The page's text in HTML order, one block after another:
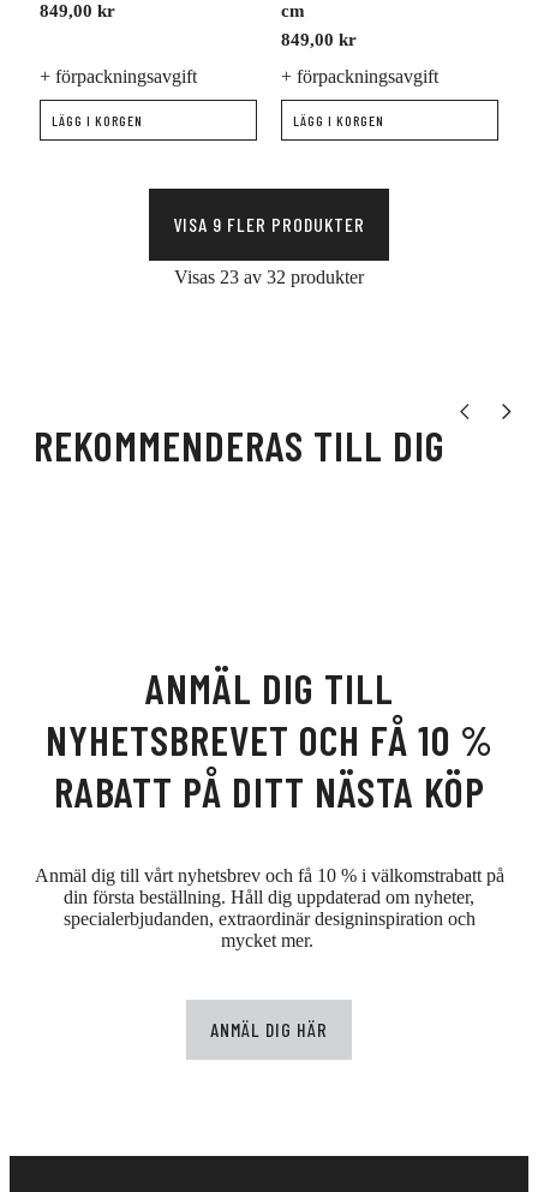
849,00 kr
+ förpackningsavgift
LÄGG I KORGEN
cm
849,00 kr
+ förpackningsavgift
LÄGG I KORGEN
VISA 9 FLER PRODUKTER
Visas 23 av 32 produkter
REKOMMENDERAS TILL DIG
Visa tidigare
Visa
ANMÄL DIG TILL
NYHETSBREVET OCH FÅ 10 %
RABATT PÅ DITT NÄSTA KÖP
Anmäl dig till vårt nyhetsbrev och få 10 % i välkomstrabatt på
din första beställning. Håll dig uppdaterad om nyheter,
specialerbjudanden, extraordinär designinspiration och
mycket mer.
ANMÄL DIG HÄR